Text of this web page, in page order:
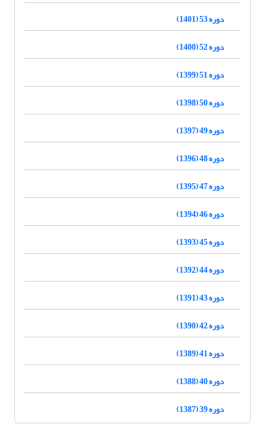
دوره 53 (1401)
دوره 52 (1400)
دوره 51 (1399)
دوره 50 (1398)
دوره 49 (1397)
دوره 48 (1396)
دوره 47 (1395)
دوره 46 (1394)
دوره 45 (1393)
دوره 44 (1392)
دوره 43 (1391)
دوره 42 (1390)
دوره 41 (1389)
دوره 40 (1388)
دوره 39 (1387)